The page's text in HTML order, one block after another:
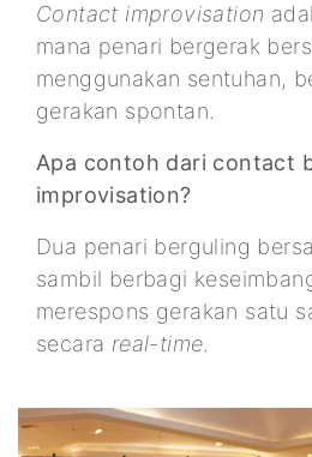
Contact improvisation
mana penari bergerak
menggunakan sentuhan,
gerakan spontan.
Apa contoh dari contact
improvisation?
Dua penari berguling
sambil berbagi
merespons gerakan satu
secara real-time.